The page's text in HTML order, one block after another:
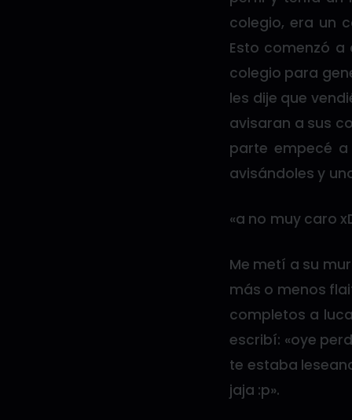
colegio, era un
Esto comenzó
colegio para
les dije que
avisaran a sus
parte empecé
avisándoles y
«a no muy caro
Me metí a su
más o menos
completos a
escribí: «oye
te estaba
jaja :p».